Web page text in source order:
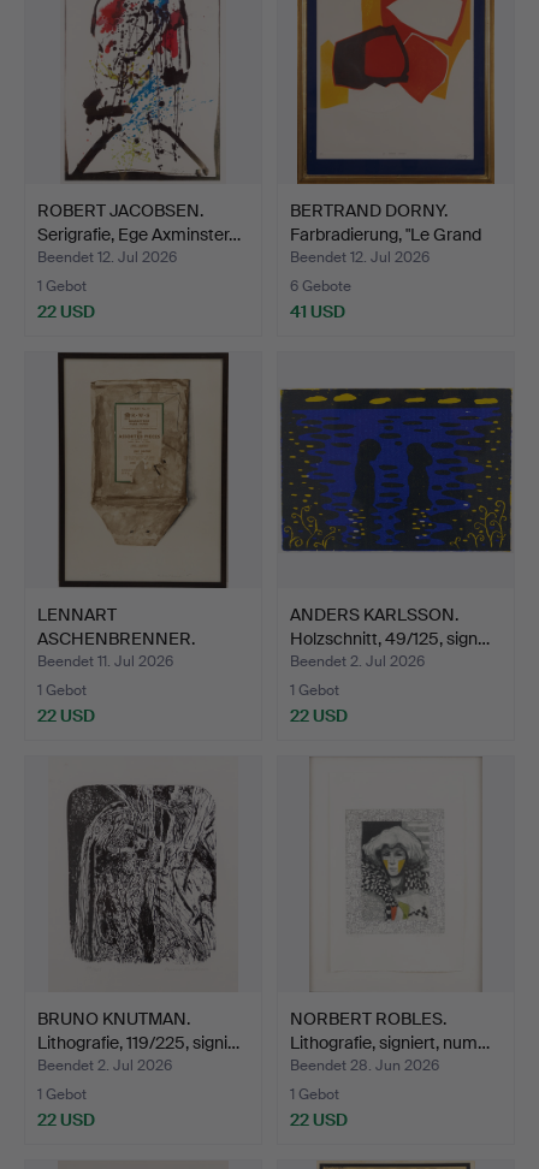
ROBERT JACOBSEN.
Serigrafie, Ege Axminster…
Beendet 12. Jul 2026
1 Gebot
22 USD
BERTRAND DORNY.
Farbradierung, "Le Grand
O…
Beendet 12. Jul 2026
6 Gebote
41 USD
LENNART
ASCHENBRENNER.
Lithografie, 244/29…
Beendet 11. Jul 2026
1 Gebot
22 USD
ANDERS KARLSSON.
Holzschnitt, 49/125, sign…
Beendet 2. Jul 2026
1 Gebot
22 USD
BRUNO KNUTMAN.
Lithografie, 119/225, signi…
Beendet 2. Jul 2026
1 Gebot
22 USD
NORBERT ROBLES.
Lithografie, signiert, num…
Beendet 28. Jun 2026
1 Gebot
22 USD